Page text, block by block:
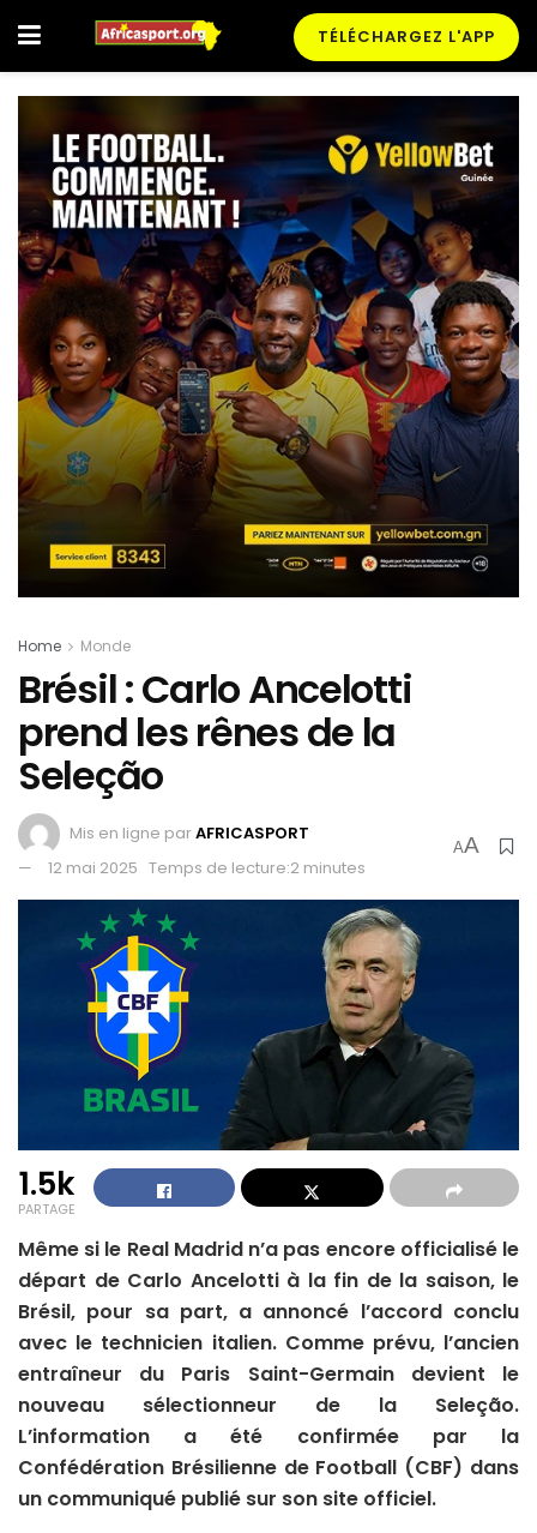
TÉLÉCHARGEZ L'APP
Home Monde
Brésil : Carlo Ancelotti
prend les rênes de la
Seleção
Mis en ligne parAFRICASPORT
12 mai 2025 Temps de lecture:2 minutes
AA
1.5k
PARTAGE
Même si le Real Madrid n’a pas encore officialisé le
départ de Carlo Ancelotti à la fin de la saison, le
Brésil, pour sa part, a annoncé l’accord conclu
avec le technicien italien. Comme prévu, l’ancien
entraîneur du Paris Saint-Germain devient le
nouveau sélectionneur de la Seleção.
L’information a été confirmée par la
Confédération Brésilienne de Football (CBF) dans
un communiqué publié sur son site officiel.